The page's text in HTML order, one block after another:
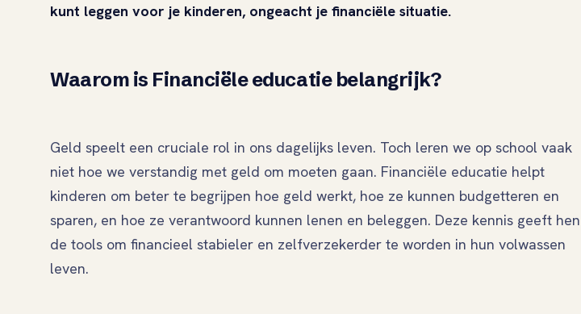
kunt leggen voor je kinderen, ongeacht je financiële situatie.
Waarom is Financiële educatie belangrijk?
Geld speelt een cruciale rol in ons dagelijks leven. Toch leren we op school vaak
niet hoe we verstandig met geld om moeten gaan. Financiële educatie helpt
kinderen om beter te begrijpen hoe geld werkt, hoe ze kunnen budgetteren en
sparen, en hoe ze verantwoord kunnen lenen en beleggen. Deze kennis geeft hen
de tools om financieel stabieler en zelfverzekerder te worden in hun volwassen
leven.